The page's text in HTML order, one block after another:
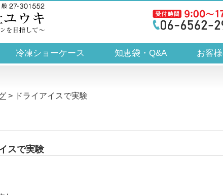
冷凍ショーケース 知恵袋・Q&A お客
> ドライアイスで実験
スで実験